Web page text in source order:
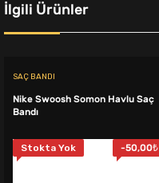
İlgili Ürünler
SAÇ BANDI
Nike Swoosh Somon Havlu Saç
Bandı
Stokta Yok -50,00₺